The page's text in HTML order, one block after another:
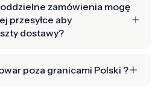
oddzielne zamówienia mogę
przesyłce aby
dostawy?
poza granicami Polski ?